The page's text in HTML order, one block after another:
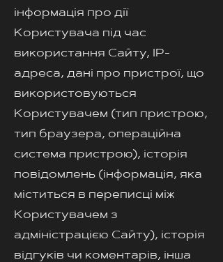
інформація про дії
Користувача під час
використання Сайту, IP-
адреса, дані про пристрої, що
використовуються
Користувачем (тип пристрою,
тип браузера, операційна
система пристрою), історія
повідомлень (інформація, яка
міститься в переписці між
Користувачем з
адміністрацією Сайту), історія
відгуків чи коментарів, інша